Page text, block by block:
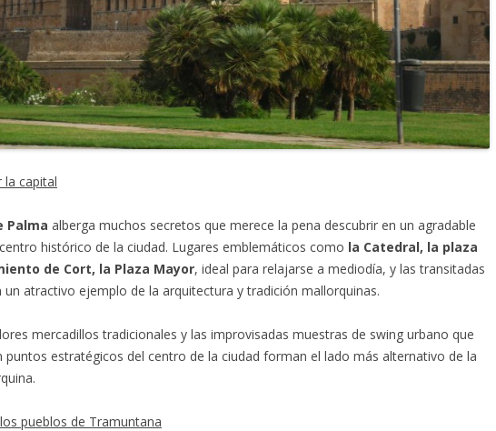
la capital
Palma alberga muchos secretos que merece la pena descubrir en un agradable
histórico de la ciudad. Lugares emblemáticos como la Catedral, la plaza
de Cort, la Plaza Mayor, ideal para relajarse a mediodía, y las transitadas
un atractivo ejemplo de la arquitectura y tradición mallorquinas.
mercadillos tradicionales y las improvisadas muestras de swing urbano que
puntos estratégicos del centro de la ciudad forman el lado más alternativo de la
pueblos de Tramuntana